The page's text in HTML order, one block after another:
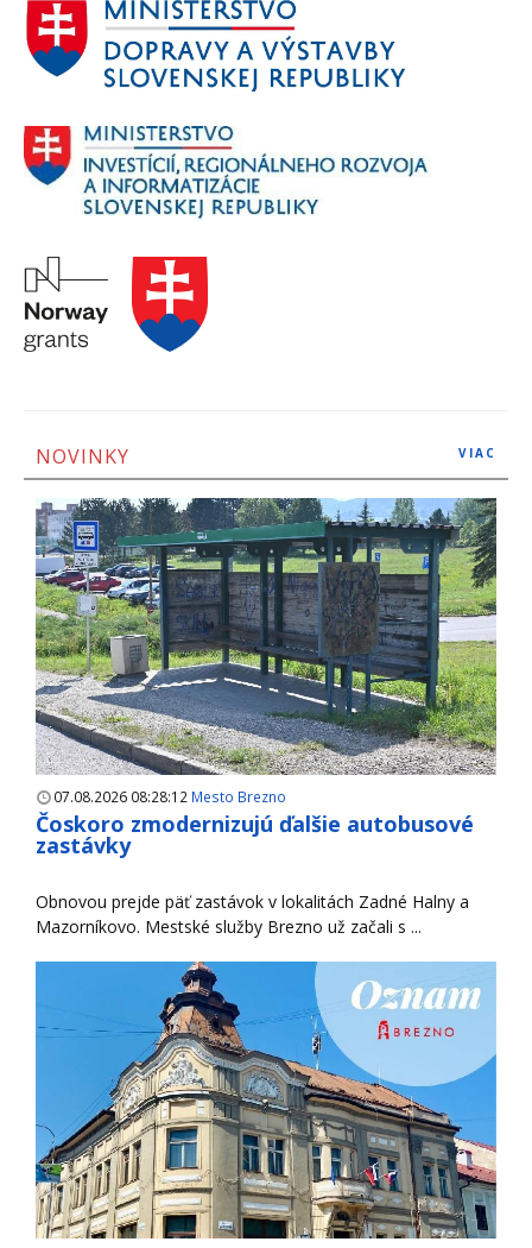
NOVINKY VIAC
07.08.2026 08:28:12 Mesto Brezno
Čoskoro zmodernizujú ďalšie autobusové
zastávky
Obnovou prejde päť zastávok v lokalitách Zadné Halny a
Mazorníkovo. Mestské služby Brezno už začali s ...